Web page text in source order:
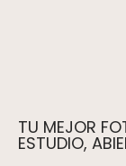
TU MEJOR
ESTUDIO,